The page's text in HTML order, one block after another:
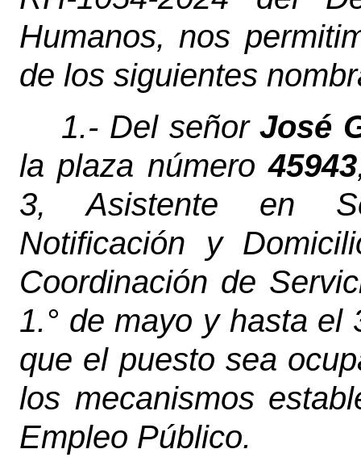
Humanos, nos
de los siguientes
1.- Del señorJosé
la plaza número45943
3, Asistente en
Notificación y
Coordinación de
1.° de mayo y hasta el
que el puesto sea
los mecanismos
Empleo Público.